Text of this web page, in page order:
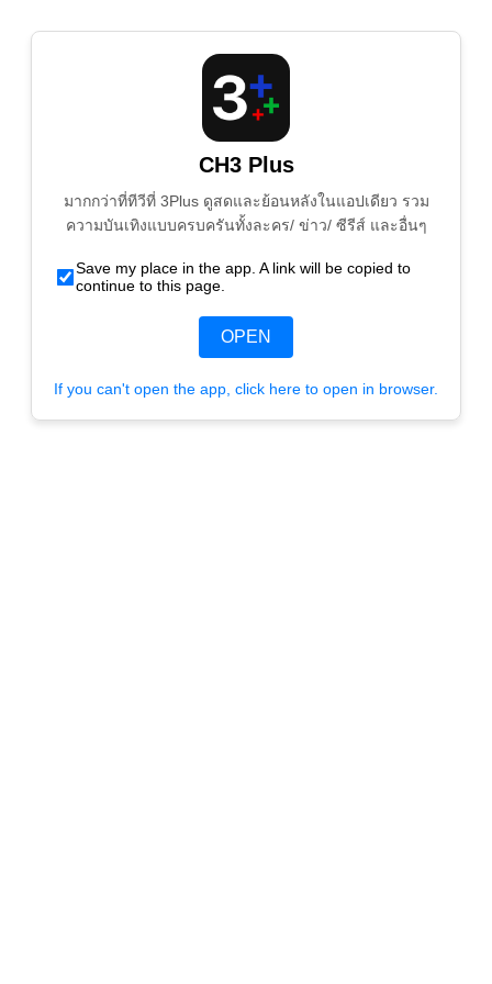
CH3 Plus
มากกว่าที่ทีวีที่ 3Plus ดูสดและย้อนหลังในแอปเดียว รวม
ความบันเทิงแบบครบครันทั้งละคร/ ข่าว/ ซีรีส์ และอื่นๆ
Save my place in the app. A link will be copied to
continue to this page.
OPEN
If you can't open the app, click here to open in browser.